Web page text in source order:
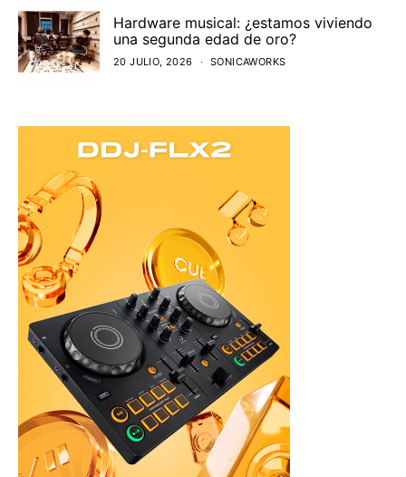
Hardware musical: ¿estamos viviendo
una segunda edad de oro?
20 JULIO, 2026 SONICAWORKS